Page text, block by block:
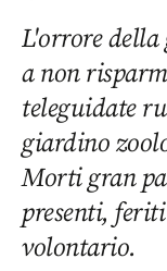
L'orrore
a non
teleguidate
giardino
Morti gran
presenti,
volontario.